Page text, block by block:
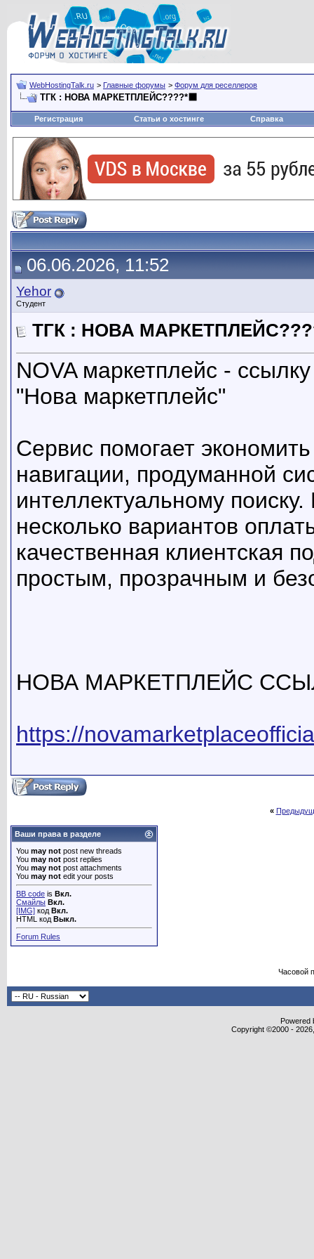
WebHostingTalk.ru > Главные форумы > Форум для реселлеров
ТГК : НОВА МАРКЕТПЛЕЙС????*⬛
Регистрация Статьи о хостинге Справка
06.06.2026, 11:52
Yehor
Студент
ТГК : НОВА
NOVA маркетплейс -
"Нова маркетплейс"
Сервис помогает
навигации, продуманной
интеллектуальному
несколько вариантов
качественная клиентская
простым, прозрачным и
НОВА МАРКЕТПЛЕЙС
https://
«
Ваши права в разделе
You may not post new threads
You may not post replies
You may not post attachments
You may not edit your posts
BB code is Вкл.
Смайлы Вкл.
[IMG] код Вкл.
HTML код Выкл.
Forum Rules
Часовой
Powered
Copyright ©2000 -